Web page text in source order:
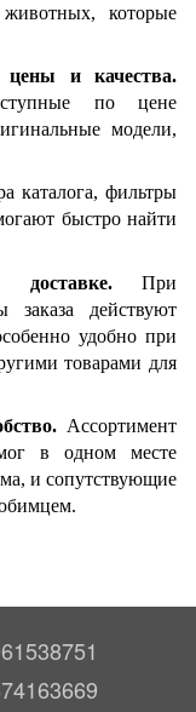
которые
цены и качества.
по цене
модели,
каталога, фильтры
быстро найти
доставке.При
заказа действуют
удобно при
товарами для
Ассортимент
в одном месте
и сопутствующие